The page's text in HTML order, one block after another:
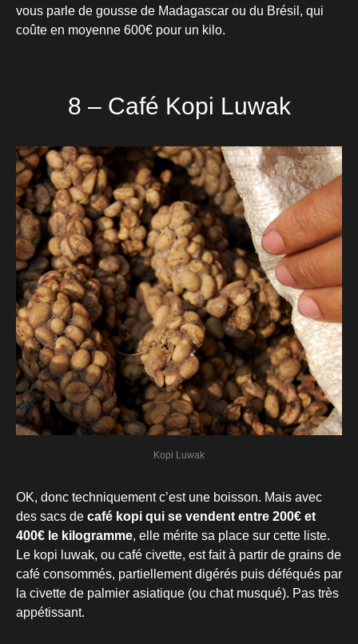
vous parle de gousse de Madagascar ou du Brésil, qui
coûte en moyenne 600€ pour un kilo.
8 – Café Kopi Luwak
Kopi Luwak
OK, donc techniquement c’est une boisson. Mais avec
des sacs de café kopi qui se vendent entre 200€ et
400€ le kilogramme, elle mérite sa place sur cette liste.
Le kopi luwak, ou café civette, est fait à partir de grains de
café consommés, partiellement digérés puis déféqués par
la civette de palmier asiatique (ou chat musqué). Pas très
appétissant.